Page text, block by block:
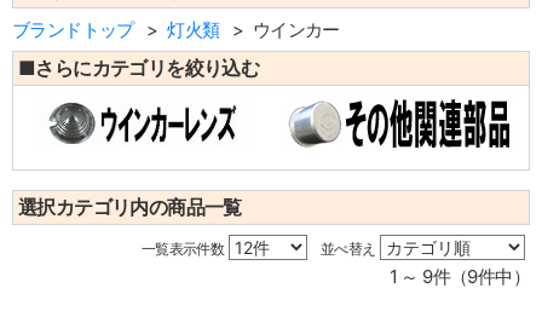
ブランドトップ 灯火類 ウインカー
■さらにカテゴリを絞り込む
選択カテゴリ内の商品一覧
一覧表示件数 並べ替え
1 ～ 9件（9件中）